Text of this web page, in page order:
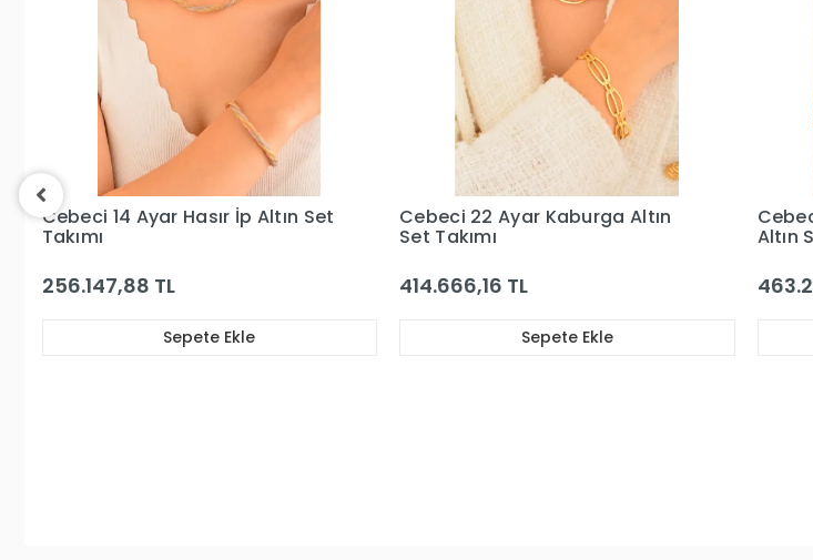
Cebeci 22 Ayar Kaburga Altın
Set Takımı
414.666,16 TL
Sepete Ekle
Cebeci 22 Ayar Deniz Kabuğu
Altın Set Takımı
463.286,22 TL
Sepete Ekle